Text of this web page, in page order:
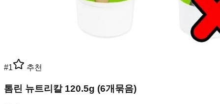
#1 추천
톰린 뉴트리칼 120.5g (6개묶음)